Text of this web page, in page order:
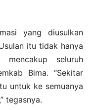
yang diusulkan
itu tidak hanya
seluruh
Bima. “Sekitar
untuk ke semuanya
tegasnya.